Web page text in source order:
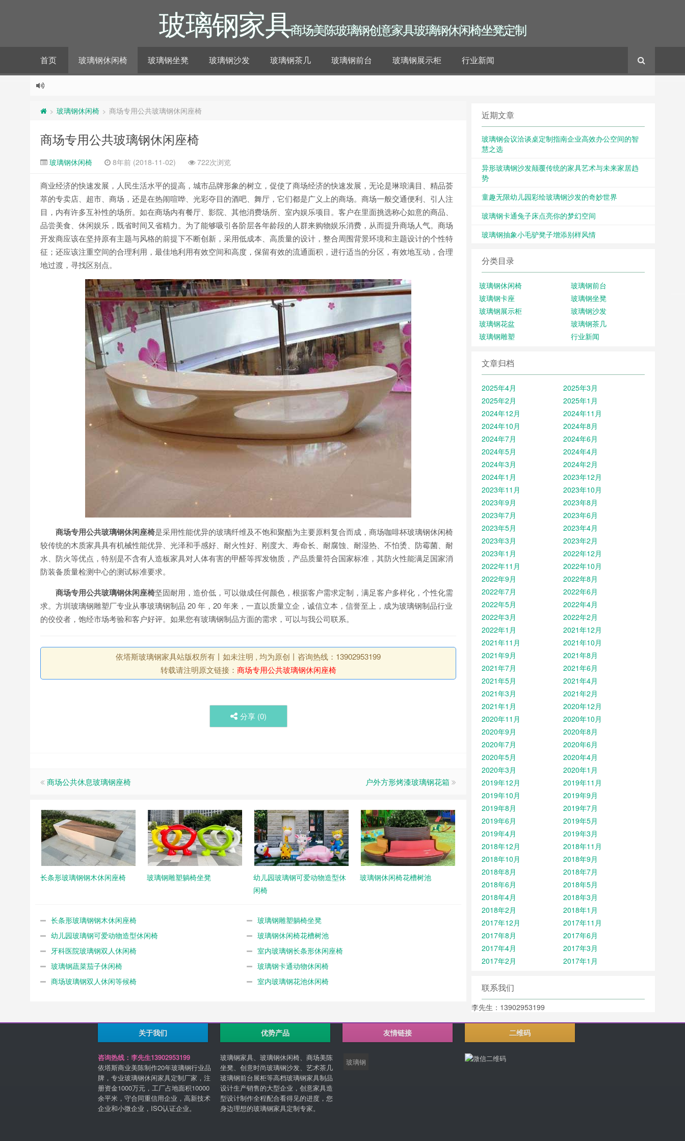
玻璃钢家具商场美陈玻璃钢创意家具玻璃钢休闲椅坐凳定制
首页 玻璃钢休闲椅 玻璃钢坐凳 玻璃钢沙发 玻璃钢茶几 玻璃钢前台 玻璃钢展示柜 行业新闻
> 玻璃钢休闲椅 > 商场专用公共玻璃钢休闲座椅
商场专用公共玻璃钢休闲座椅
玻璃钢休闲椅 8年前 (2018-11-02) 722次浏览
商业经济的快速发展，人民生活水平的提高，城市品牌形象的树立，促使了商场经济的快速发展，无论是琳琅满目、精品荟
萃的专卖店、超市、商场，还是在热闹喧哗、光彩夺目的酒吧、舞厅，它们都是广义上的商场。商场一般交通便利、引人注
目，内有许多互补性的场所。如在商场内有餐厅、影院、其他消费场所、室内娱乐项目。客户在里面挑选称心如意的商品、
品尝美食、休闲娱乐，既省时间又省精力。为了能够吸引各阶层各年龄段的人群来购物娱乐消费，从而提升商场人气。商场
开发商应该在坚持原有主题与风格的前提下不断创新，采用低成本、高质量的设计，整合周围背景环境和主题设计的个性特
征；还应该注重空间的合理利用，最佳地利用有效空间和高度，保留有效的流通面积，进行适当的分区，有效地互动，合理
地过渡，寻找区别点。
商场专用公共玻璃钢休闲座椅是采用性能优异的玻璃纤维及不饱和聚酯为主要原料复合而成，商场咖啡杯玻璃钢休闲椅
较传统的木质家具具有机械性能优异、光泽和手感好、耐火性好、刚度大、寿命长、耐腐蚀、耐湿热、不怕烫、防霉菌、耐
水、防火等优点，特别是不含有人造板家具对人体有害的甲醛等挥发物质，产品质量符合国家标准，其防火性能满足国家消
防装备质量检测中心的测试标准要求。
商场专用公共玻璃钢休闲座椅坚固耐用，造价低，可以做成任何颜色，根据客户需求定制，满足客户多样化，个性化需
求。方圳玻璃钢雕塑厂专业从事玻璃钢制品 20 年，20 年来，一直以质量立企，诚信立本，信誉至上，成为玻璃钢制品行业
的佼佼者，饱经市场考验和客户好评。如果您有玻璃钢制品方面的需求，可以与我公司联系。
依塔斯玻璃钢家具站版权所有丨如未注明 , 均为原创丨咨询热线：13902953199
转载请注明原文链接： 商场专用公共玻璃钢休闲座椅
分享 (0)
商场公共休息玻璃钢座椅 户外方形烤漆玻璃钢花箱
长条形玻璃钢钢木休闲座椅 玻璃钢雕塑躺椅坐凳
幼儿园玻璃钢可爱动物造型休
闲椅
玻璃钢休闲椅花槽树池
长条形玻璃钢钢木休闲座椅
玻璃钢雕塑躺椅坐凳
幼儿园玻璃钢可爱动物造型休闲椅
玻璃钢休闲椅花槽树池
牙科医院玻璃钢双人休闲椅
室内玻璃钢长条形休闲座椅
玻璃钢蔬菜茄子休闲椅
玻璃钢卡通动物休闲椅
商场玻璃钢双人休闲等候椅
室内玻璃钢花池休闲椅
近期文章
玻璃钢会议洽谈桌定制指南企业高效办公空间的智
慧之选
异形玻璃钢沙发颠覆传统的家具艺术与未来家居趋
势
童趣无限幼儿园彩绘玻璃钢沙发的奇妙世界
玻璃钢卡通兔子床点亮你的梦幻空间
玻璃钢抽象小毛驴凳子增添别样风情
分类目录
玻璃钢休闲椅
玻璃钢前台
玻璃钢卡座
玻璃钢坐凳
玻璃钢展示柜
玻璃钢沙发
玻璃钢花盆
玻璃钢茶几
玻璃钢雕塑
行业新闻
文章归档
2025年4月
2025年3月
2025年2月
2025年1月
2024年12月
2024年11月
2024年10月
2024年8月
2024年7月
2024年6月
2024年5月
2024年4月
2024年3月
2024年2月
2024年1月
2023年12月
2023年11月
2023年10月
2023年9月
2023年8月
2023年7月
2023年6月
2023年5月
2023年4月
2023年3月
2023年2月
2023年1月
2022年12月
2022年11月
2022年10月
2022年9月
2022年8月
2022年7月
2022年6月
2022年5月
2022年4月
2022年3月
2022年2月
2022年1月
2021年12月
2021年11月
2021年10月
2021年9月
2021年8月
2021年7月
2021年6月
2021年5月
2021年4月
2021年3月
2021年2月
2021年1月
2020年12月
2020年11月
2020年10月
2020年9月
2020年8月
2020年7月
2020年6月
2020年5月
2020年4月
2020年3月
2020年1月
2019年12月
2019年11月
2019年10月
2019年9月
2019年8月
2019年7月
2019年6月
2019年5月
2019年4月
2019年3月
2018年12月
2018年11月
2018年10月
2018年9月
2018年8月
2018年7月
2018年6月
2018年5月
2018年4月
2018年3月
2018年2月
2018年1月
2017年12月
2017年11月
2017年8月
2017年6月
2017年4月
2017年3月
2017年2月
2017年1月
联系我们
李先生：13902953199
关于我们
咨询热线：李先生13902953199
依塔斯商业美陈制作20年玻璃钢行业品
牌，专业玻璃钢休闲家具定制厂家，注
册资金1000万元，工厂占地面积10000
余平米，守合同重信用企业，高新技术
企业和小微企业，ISO认证企业。
优势产品
玻璃钢家具、玻璃钢休闲椅、商场美陈
坐凳、创意时尚玻璃钢沙发、艺术茶几
玻璃钢前台展柜等高档玻璃钢家具制品
设计生产销售的大型企业，创意家具造
型设计制作全程配合看得见的进度，您
身边理想的玻璃钢家具定制专家。
友情链接
玻璃钢
二维码